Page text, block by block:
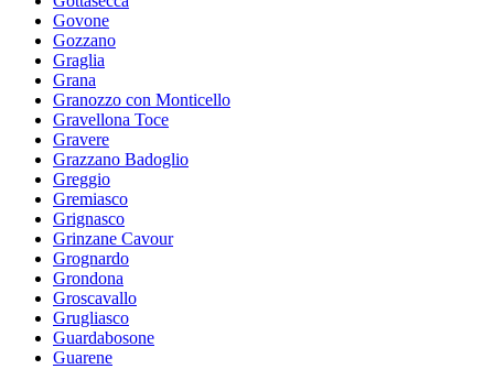
Govone
Gozzano
Graglia
Grana
Granozzo con Monticello
Gravellona Toce
Gravere
Grazzano Badoglio
Greggio
Gremiasco
Grignasco
Grinzane Cavour
Grognardo
Grondona
Groscavallo
Grugliasco
Guardabosone
Guarene